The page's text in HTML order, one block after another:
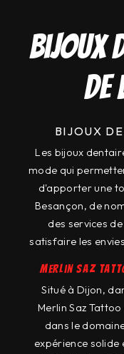
Bijoux
de
BIJOUX
Les bijoux
mode qui
d'apporter une
Besançon, de
des services
satisfaire les
Merlin Saz
Situé à Dijon,
Merlin Saz
dans le
expérience